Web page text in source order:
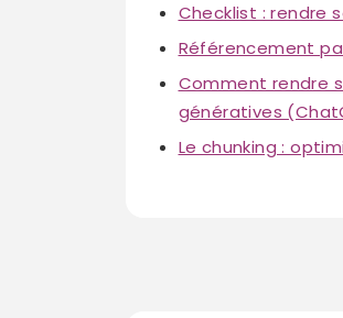
Checklist : rendre
Référencement
Comment rendre
génératives
Le chunking :